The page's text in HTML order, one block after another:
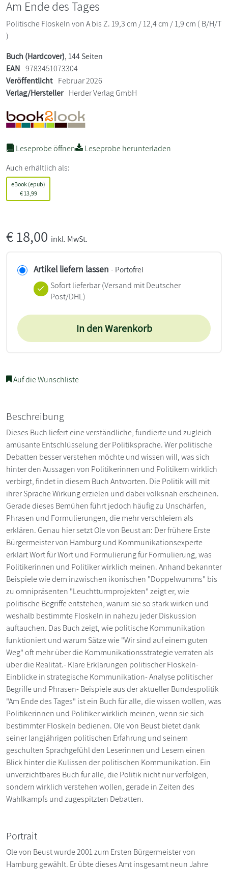
Am Ende des Tages
Politische Floskeln von A bis Z. 19,3 cm / 12,4 cm / 1,9 cm ( B/H/T
)
Buch (Hardcover), 144 Seiten
EAN 9783451073304
Veröffentlicht Februar 2026
Verlag/Hersteller Herder Verlag GmbH
Leseprobe öffnen
Leseprobe herunterladen
Auch erhältlich als:
eBook (epub)
€13,99
€18,00 inkl. MwSt.
Artikel liefern lassen - Portofrei
Sofort lieferbar(Versand mit Deutscher
Post/DHL)
In den Warenkorb
Auf die Wunschliste
Beschreibung
Dieses Buch liefert eine verständliche, fundierte und zugleich
amüsante Entschlüsselung der Politiksprache. Wer politische
Debatten besser verstehen möchte und wissen will, was sich
hinter den Aussagen von Politikerinnen und Politikern wirklich
verbirgt, findet in diesem Buch Antworten. Die Politik will mit
ihrer Sprache Wirkung erzielen und dabei volksnah erscheinen.
Gerade dieses Bemühen führt jedoch häufig zu Unschärfen,
Phrasen und Formulierungen, die mehr verschleiern als
erklären. Genau hier setzt Ole von Beust an: Der frühere Erste
Bürgermeister von Hamburg und Kommunikationsexperte
erklärt Wort für Wort und Formulierung für Formulierung, was
Politikerinnen und Politiker wirklich meinen. Anhand bekannter
Beispiele wie dem inzwischen ikonischen "Doppelwumms" bis
zu omnipräsenten "Leuchtturmprojekten" zeigt er, wie
politische Begriffe entstehen, warum sie so stark wirken und
weshalb bestimmte Floskeln in nahezu jeder Diskussion
auftauchen. Das Buch zeigt, wie politische Kommunikation
funktioniert und warum Sätze wie "Wir sind auf einem guten
Weg" oft mehr über die Kommunikationsstrategie verraten als
über die Realität.- Klare Erklärungen politischer Floskeln-
Einblicke in strategische Kommunikation- Analyse politischer
Begriffe und Phrasen- Beispiele aus der aktueller Bundespolitik
"Am Ende des Tages" ist ein Buch für alle, die wissen wollen, was
Politikerinnen und Politiker wirklich meinen, wenn sie sich
bestimmter Floskeln bedienen. Ole von Beust bietet dank
seiner langjährigen politischen Erfahrung und seinem
geschulten Sprachgefühl den Leserinnen und Lesern einen
Blick hinter die Kulissen der politischen Kommunikation. Ein
unverzichtbares Buch für alle, die Politik nicht nur verfolgen,
sondern wirklich verstehen wollen, gerade in Zeiten des
Wahlkampfs und zugespitzten Debatten.
Portrait
Ole von Beust wurde 2001 zum Ersten Bürgermeister von
Hamburg gewählt. Er übte dieses Amt insgesamt neun Jahre